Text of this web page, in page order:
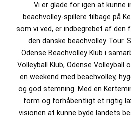
Vi er glade for igen at kunne
beachvolley-spillere tilbage på
som vi ved, er indbegrebet af den
den danske beachvolley
Odense Beachvolley Klub i
Volleyball Klub, Odense Volleyball
en weekend med beachvolley,
og god stemning. Med en
form og forhåbentligt et rigtig
visionen at kunne byde landets